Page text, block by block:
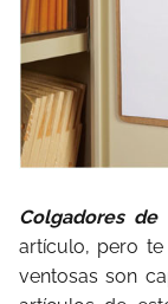
Colgadores de
artículo, pero
ventosas son